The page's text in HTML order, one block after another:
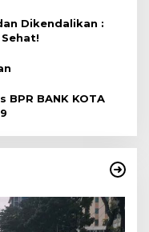
Dikendalikan :
BPR BANK KOTA